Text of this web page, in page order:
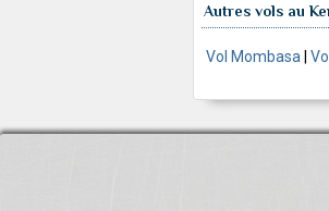
Autres vols au
Vol Mombasa